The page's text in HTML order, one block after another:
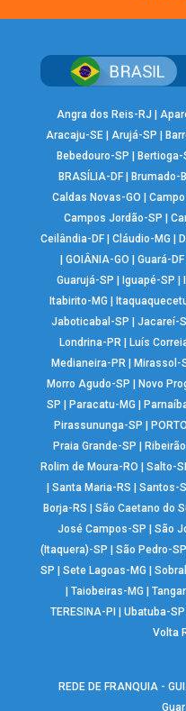
Angra dos Reis-RJ
Aracaju-SE |Arujá-SP
Bebedouro-SP
Bertioga-
BRASÍLIA-DF| Brumado-
Caldas Novas-GO
|
Campos Jordão-SP
Ceilândia-DF| Cláudio-MG
GOIÂNIA-GO Guará-DF|
Guarujá-SP
Iguapé-SP
Itabirito-MG
Jaboticabal-SP
Jacareí-
Londrina-PR| Luís
Medianeira-PR
Mirassol-
Morro Agudo-SP
Novo
SP
Paracatu-MG
Pirassununga-SP
Praia Grande-SP
Rolim de Moura-RO
Salto-
|Santa Maria-RS |Santos-
Borja-RS
|São Caetano do
José Campos-SP
|São
(Itaquera)-SP
|São Pedro-SP
SP
|Sete Lagoas-MG |
Taiobeiras-MG
TERESINA-PI
|Ubatuba-SP
Volta
REDE DE FRANQUIA -